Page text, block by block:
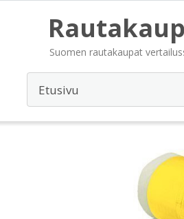
Suomen rautakaupat